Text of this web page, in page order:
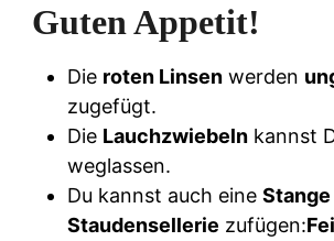
Guten Appetit!
Die roten Linsen werden
zugefügt.
Die Lauchzwiebeln kannst
weglassen.
Du kannst auch eine Stange
Staudensellerie zufügen: